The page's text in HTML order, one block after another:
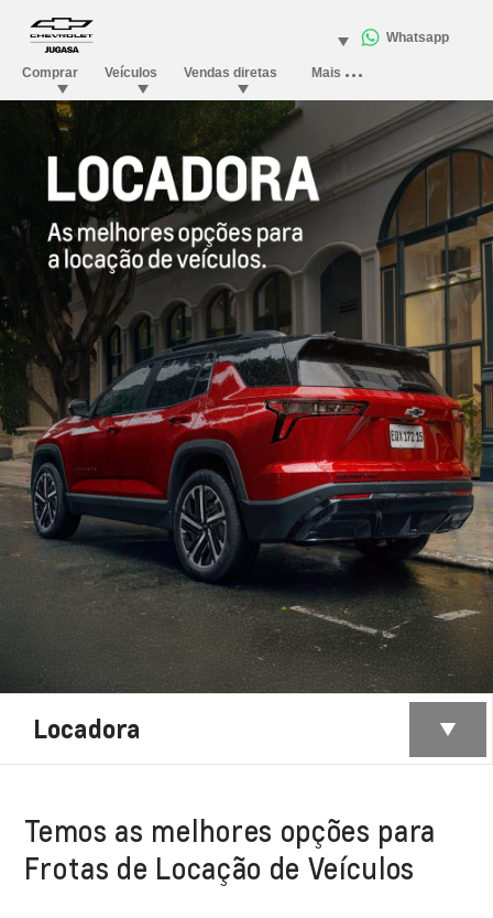
Locadora
Temos as melhores opções para
Frotas de Locação de Veículos